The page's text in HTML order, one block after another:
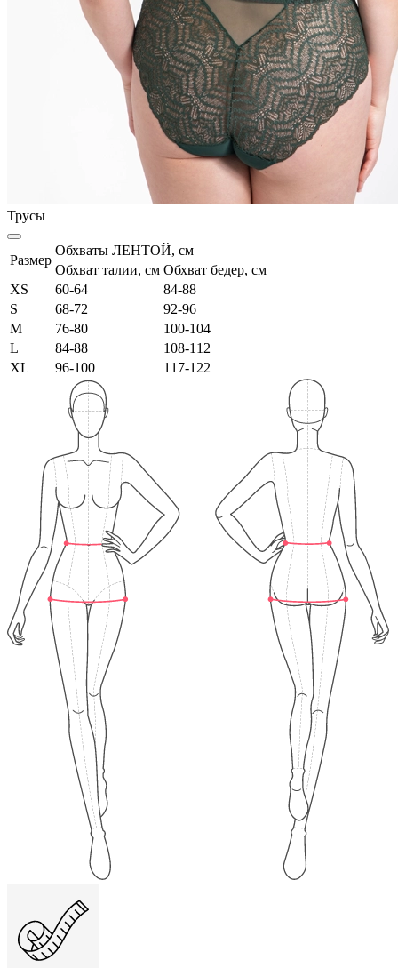
Трусы
Размер
Обхваты ЛЕНТОЙ, см
Обхват талии, см Обхват бедер, см
XS
60-64
84-88
S
68-72
92-96
M
76-80
100-104
L
84-88
108-112
XL
96-100 117-122